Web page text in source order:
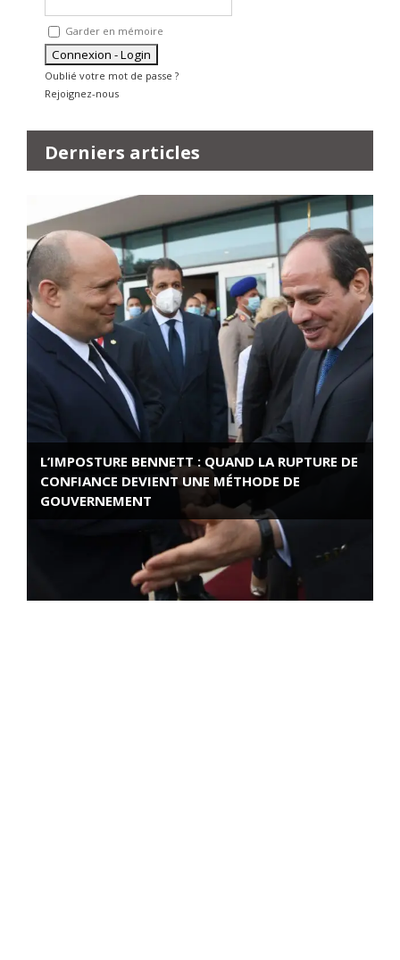
Garder en mémoire
Oublié votre mot de passe ?
Rejoignez-nous
Derniers articles
L’IMPOSTURE BENNETT : QUAND LA RUPTURE DE
CONFIANCE DEVIENT UNE MÉTHODE DE
GOUVERNEMENT
ROSE VALLAND, HEROÏNE DE LA RESISTANCE